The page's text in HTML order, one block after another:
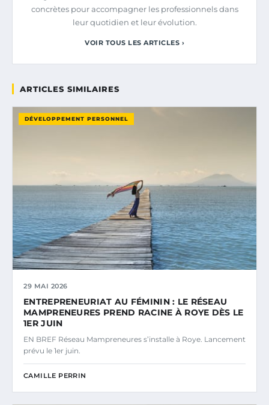
concrètes pour accompagner les professionnels dans
leur quotidien et leur évolution.
VOIR TOUS LES ARTICLES ›
ARTICLES SIMILAIRES
DÉVELOPPEMENT PERSONNEL
29 MAI 2026
ENTREPRENEURIAT AU FÉMININ : LE RÉSEAU
MAMPRENEURES PREND RACINE À ROYE DÈS LE
1ER JUIN
EN BREF Réseau Mampreneures s’installe à Roye. Lancement
prévu le 1er juin.
CAMILLE PERRIN